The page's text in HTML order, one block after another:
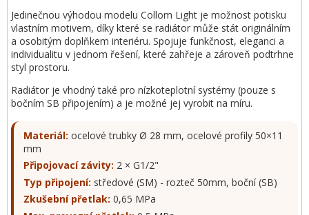
Jedinečnou výhodou modelu Collom Light je možnost potisku
vlastním motivem, díky které se radiátor může stát originálním
a osobitým doplňkem interiéru. Spojuje funkčnost, eleganci a
individualitu v jednom řešení, které zahřeje a zároveň podtrhne
styl prostoru.
Radiátor je vhodný také pro nízkoteplotní systémy (pouze s
bočním SB připojením) a je možné jej vyrobit na míru.
Materiál: ocelové trubky Ø 28 mm, ocelové profily 50×11
mm
Připojovací závity: 2 × G1/2"
Typ připojení: středové (SM) - rozteč 50mm, boční (SB)
Zkušební přetlak: 0,65 MPa